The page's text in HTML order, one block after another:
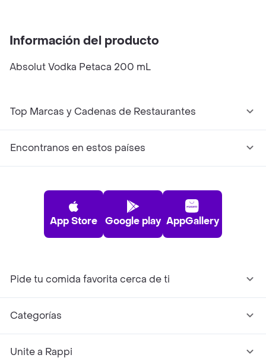
Información del producto
Absolut Vodka Petaca 200 mL
Top Marcas y Cadenas de Restaurantes
Encontranos en estos países
App Store Google play AppGallery
Pide tu comida favorita cerca de ti
Categorías
Unite a Rappi